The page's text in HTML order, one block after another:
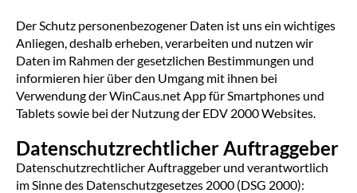
Der Schutz personenbezogener Daten ist uns ein wichtiges
Anliegen, deshalb erheben, verarbeiten und nutzen wir
Daten im Rahmen der gesetzlichen Bestimmungen und
informieren hier über den Umgang mit ihnen bei
Verwendung der WinCaus.net App für Smartphones und
Tablets sowie bei der Nutzung der EDV 2000 Websites.
Datenschutzrechtlicher Auftraggeber
Datenschutzrechtlicher Auftraggeber und verantwortlich
im Sinne des Datenschutzgesetzes 2000 (DSG 2000):